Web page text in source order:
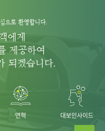
으로 환영합니다.
에게
제공하여
되겠습니다.
연혁 대보인사이드